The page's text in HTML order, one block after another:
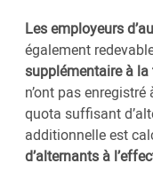
Les employeurs
également
supplémentaire à la
n’ont pas
quota suffisant
additionnelle est
d’alternants à